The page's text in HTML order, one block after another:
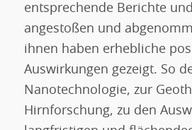
entsprechende Berichte
angestoßen und
ihnen haben erhebliche
Auswirkungen gezeigt. So
Nanotechnologie, zur
Hirnforschung, zu den